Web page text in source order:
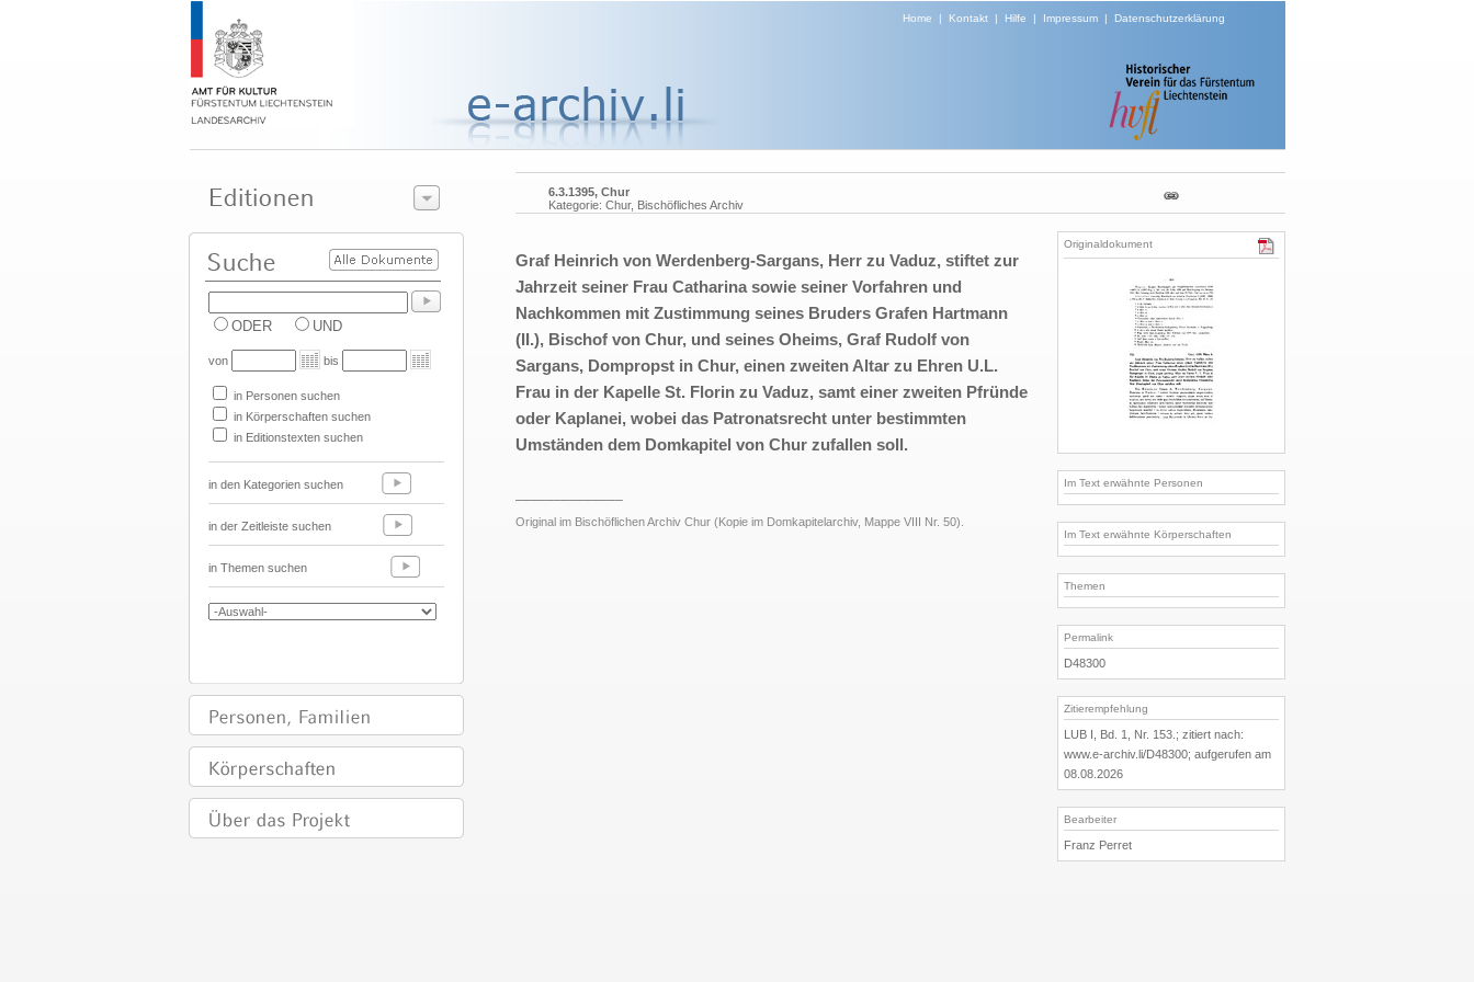
Home | Kontakt| Hilfe | Impressum| Datenschutzerklärung
ODER UND
von bis
in Personen suchen
in Körperschaften suchen
in Editionstexten suchen
in den Kategorien suchen
in der Zeitleiste suchen
in Themen suchen
6.3.1395, Chur
Kategorie: Chur, Bischöfliches Archiv
Graf Heinrich von Werdenberg-Sargans, Herr zu Vaduz, stiftet zur
Jahrzeit seiner Frau Catharina sowie seiner Vorfahren und
Nachkommen mit Zustimmung seines Bruders Grafen Hartmann
(II.), Bischof von Chur, und seines Oheims, Graf Rudolf von
Sargans, Dompropst in Chur, einen zweiten Altar zu Ehren U.L.
Frau in der Kapelle St. Florin zu Vaduz, samt einer zweiten Pfründe
oder Kaplanei, wobei das Patronatsrecht unter bestimmten
Umständen dem Domkapitel von Chur zufallen soll.
Original im Bischöflichen Archiv Chur (Kopie im Domkapitelarchiv, Mappe VIII Nr. 50).
Originaldokument
Im Text erwähnte Personen
Im Text erwähnte Körperschaften
Themen
Permalink
D48300
Zitierempfehlung
LUB I, Bd. 1, Nr. 153.; zitiert nach:
www.e-archiv.li/D48300; aufgerufen am
08.08.2026
Bearbeiter
Franz Perret